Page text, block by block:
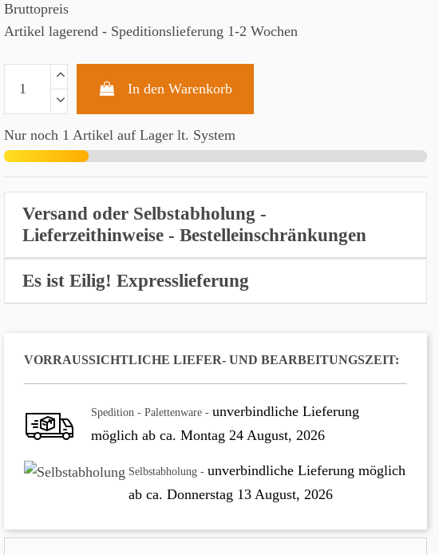
Bruttopreis
Artikel lagerend - Speditionslieferung 1-2 Wochen
In den Warenkorb
Nur noch 1 Artikel auf Lager lt. System
Versand oder Selbstabholung -
Lieferzeithinweise - Bestelleinschränkungen
Es ist Eilig! Expresslieferung
VORRAUSSICHTLICHE LIEFER- UND BEARBEITUNGSZEIT:
Spedition - Palettenware - unverbindliche Lieferung
möglich ab ca. Montag 24 August, 2026
Selbstabholung - unverbindliche Lieferung möglich
ab ca. Donnerstag 13 August, 2026